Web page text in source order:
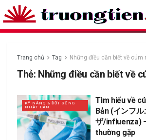
Trang chủ Tag Những điều cần biết về cúm
Thẻ: Những điều cần biết về
KỸ NĂNG & ĐỜI SỐNG
NHẬT BẢN
Tìm hiểu về
Bản (インフル
ザ/influenza)
thường gặp